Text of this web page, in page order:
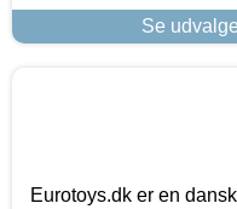
Se
Eurotoys.dk er en